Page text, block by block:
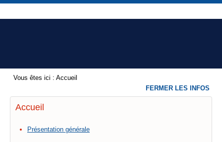
Vous êtes ici : Accueil
Accueil
Présentation générale
FERMER LES INFOS